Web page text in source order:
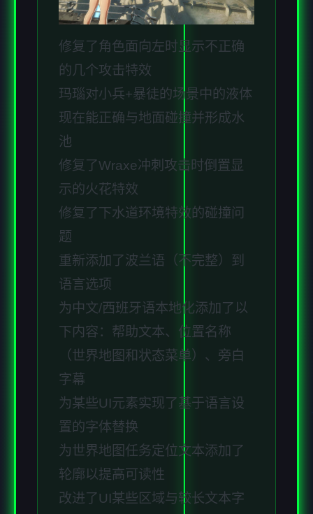
修复了角色面向左时显示不正确
的几个攻击特效
玛瑙对小兵+暴徒的场景中的液体
现在能正确与地面碰撞并形成水
池
修复了Wraxe冲刺攻击时倒置显
示的火花特效
修复了下水道环境特效的碰撞问
题
重新添加了波兰语（不完整）到
语言选项
为中文/西班牙语本地化添加了以
下内容：帮助文本、位置名称
（世界地图和状态菜单）、旁白
字幕
为某些UI元素实现了基于语言设
置的字体替换
为世界地图任务定位文本添加了
轮廓以提高可读性
改进了UI某些区域与较长文本字